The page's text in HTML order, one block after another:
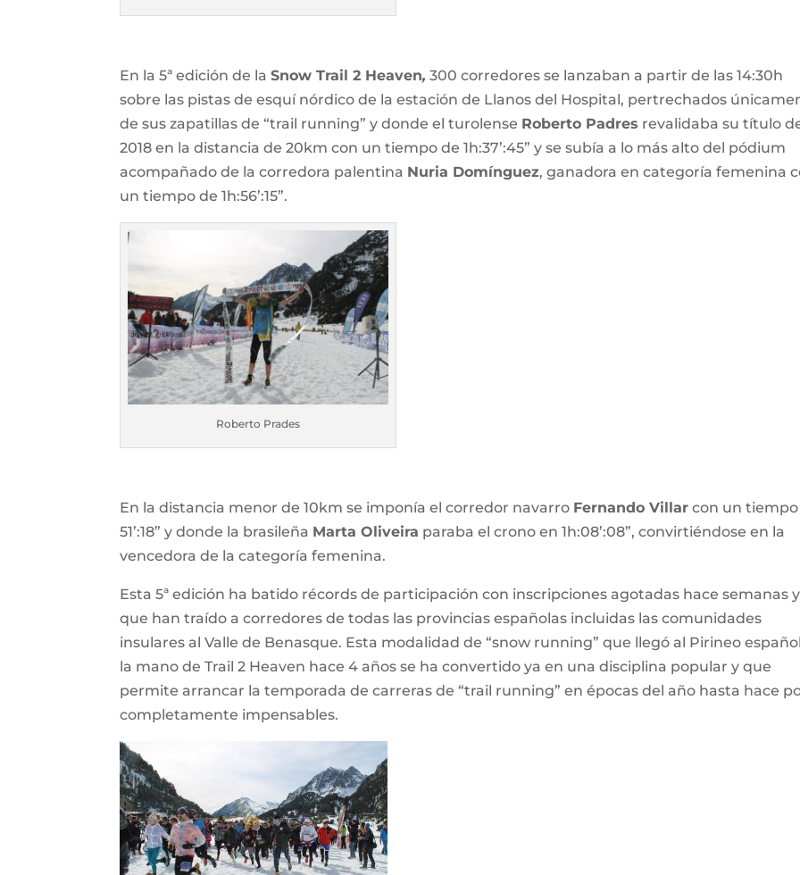
En la 5ª edición de laSnow Trail 2 Heaven, 300 corredores se lanzaban a partir de las 14:30h
sobre las pistas de esquí nórdico de la estación de Llanos del Hospital, pertrechados
de sus zapatillas de “trail running” y donde el turolense Roberto Padres revalidaba su título
2018 en la distancia de 20km con un tiempo de 1h:37’:45” y se subía a lo más alto del pódium
acompañado de la corredora palentina Nuria Domínguez, ganadora en categoría femenina
un tiempo de 1h:56’:15”.
Roberto Prades
En la distancia menor de 10km se imponía el corredor navarro Fernando Villar con un tiempo
51’:18” y donde la brasileña Marta Oliveira paraba el crono en 1h:08’:08”, convirtiéndose en la
vencedora de la categoría femenina.
Esta 5ª edición ha batido récords de participación con inscripciones agotadas hace semanas y
que han traído a corredores de todas las provincias españolas incluidas las comunidades
insulares al Valle de Benasque. Esta modalidad de “snow running” que llegó al Pirineo
la mano de Trail 2 Heaven hace 4 años se ha convertido ya en una disciplina popular y que
permite arrancar la temporada de carreras de “trail running” en épocas del año hasta hace
completamente impensables.